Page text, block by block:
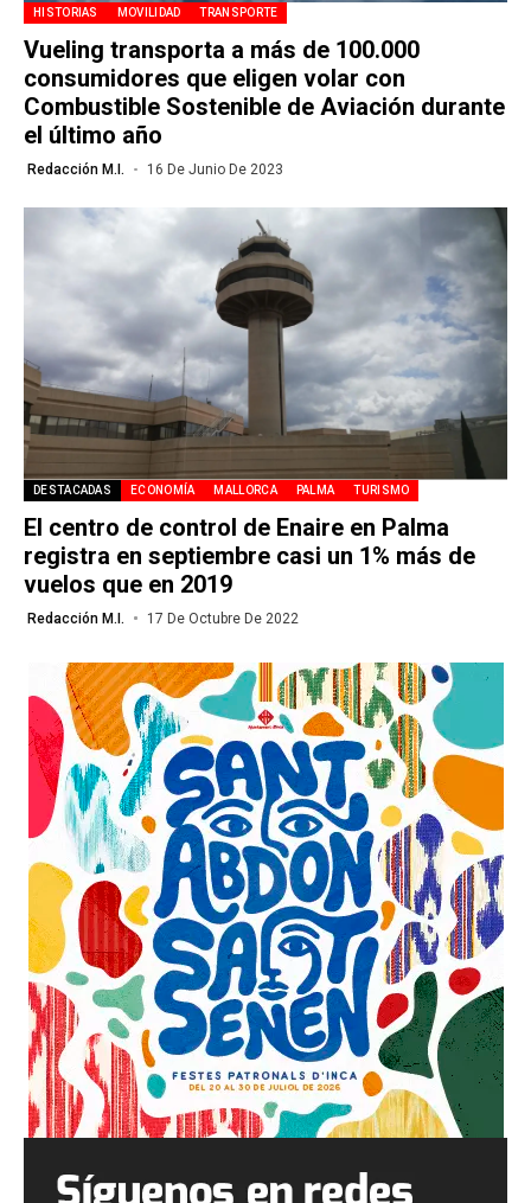
HISTORIAS MOVILIDAD TRANSPORTE
Vueling transporta a más de 100.000
consumidores que eligen volar con
Combustible Sostenible de Aviación durante
el último año
Redacción M.I. 16 De Junio De 2023
DESTACADAS ECONOMÍA MALLORCA PALMA TURISMO
El centro de control de Enaire en Palma
registra en septiembre casi un 1% más de
vuelos que en 2019
Redacción M.I. 17 De Octubre De 2022